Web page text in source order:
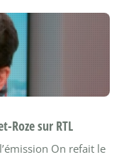
Roze sur RTL
On refait le